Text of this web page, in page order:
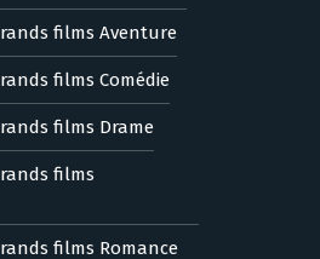
films Aventure
films Comédie
films Drame
films
films Romance